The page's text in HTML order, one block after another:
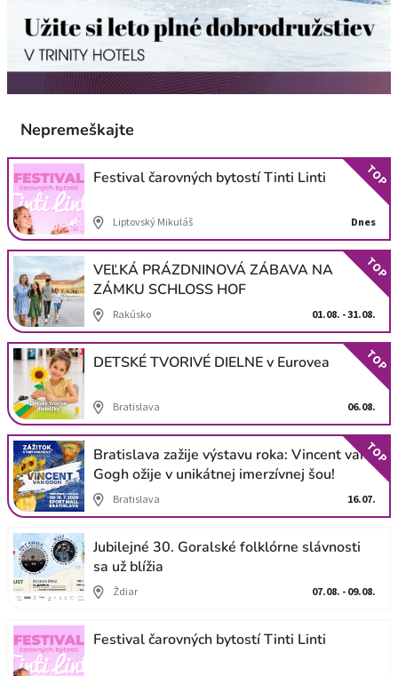
Nepremeškajte
Festival čarovných bytostí Tinti Linti
Liptovský Mikuláš Dnes
TOP
VEĽKÁ PRÁZDNINOVÁ ZÁBAVA NA
ZÁMKU SCHLOSS HOF
Rakúsko 01.08. - 31.08.
TOP
DETSKÉ TVORIVÉ DIELNE v Eurovea
Bratislava 06.08.
TOP
Bratislava zažije výstavu roka: Vincent van
Gogh ožije v unikátnej imerzívnej šou!
Bratislava 16.07.
TOP
Jubilejné 30. Goralské folklórne slávnosti
sa už blížia
Ždiar 07.08. - 09.08.
Festival čarovných bytostí Tinti Linti